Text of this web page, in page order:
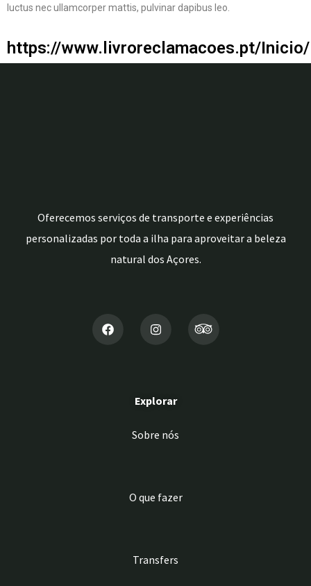
luctus nec ullamcorper mattis, pulvinar dapibus leo.
https://www.livroreclamacoes.pt/Inicio/
Oferecemos serviços de transporte e experiências
personalizadas por toda a ilha para aproveitar a beleza
natural dos Açores.
Explorar
Sobre nós
O que fazer
Transfers